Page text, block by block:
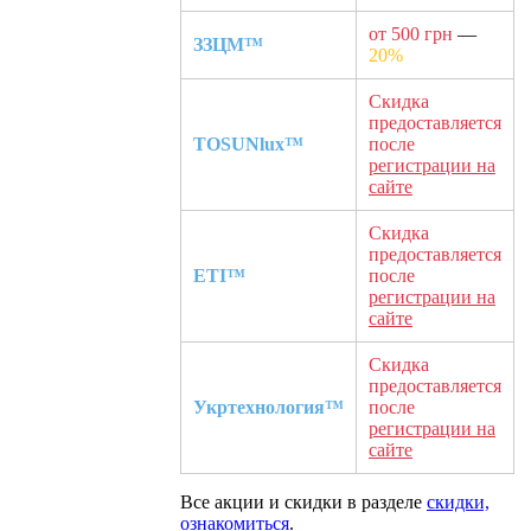
ЗЗЦМ™
от 500 грн —
20%
TOSUNlux™
Скидка
предоставляется
после
регистрации на
сайте
ETI™
Скидка
предоставляется
после
регистрации на
сайте
Укртехнология™
Скидка
предоставляется
после
регистрации на
сайте
Все акции и скидки в разделе скидки,
ознакомиться.